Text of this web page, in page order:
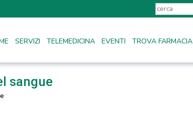
SERVIZI TELEMEDICINA EVENTI TROVA FARMACIA
sangue